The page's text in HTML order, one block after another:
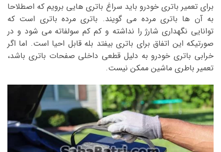
برای تعمیر باتری خودرو باید سراغ باتری هایی برویم که اصطلاحا
به آن ها باتری مرده می گویند. باتری مرده باتری است که
توانایی نگهداری شارژ را نداشته و کم کم سولفاته می شود و در
صورتیکه این اتفاق برای باتری بیفتد بله قابل احیا است. اما اگر
خرابی باتری خودرو به دلیل قطعی داخلی صفحات باتری باشد،
تعمیر باطری ماشین ممکن نیست.